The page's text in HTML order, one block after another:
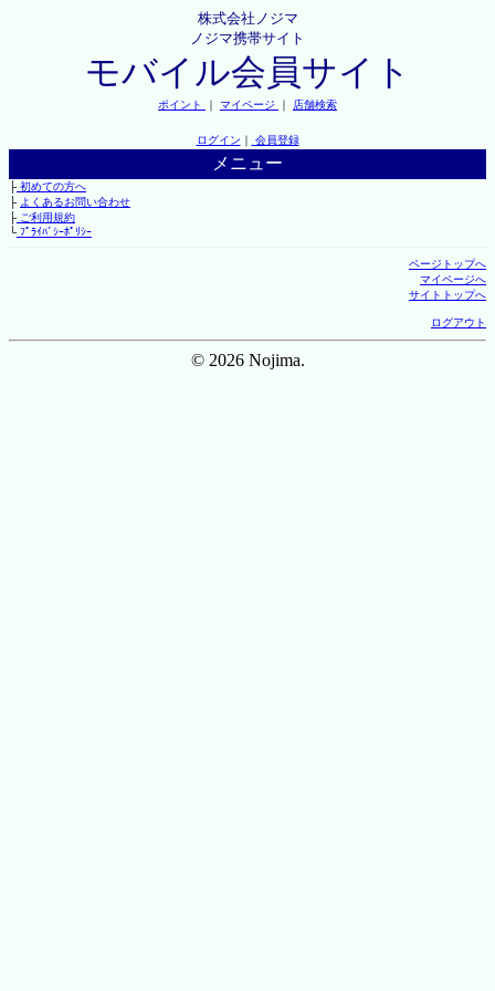
株式会社ノジマ
ノジマ携帯サイト
モバイル会員サイト
ポイント ｜ マイページ ｜ 店舗検索
ログイン ｜ 会員登録
メニュー
├初めての方へ
├ よくあるお問い合わせ
├ご利用規約
└ﾌﾟﾗｲﾊﾞｼｰﾎﾟﾘｼｰ
ページトップへ
マイページへ
サイトトップへ
ログアウト
© 2026 Nojima.